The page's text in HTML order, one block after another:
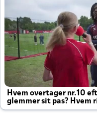
Hvem overtager nr.10
glemmer sit pas? Hvem
altid til efter kampe?